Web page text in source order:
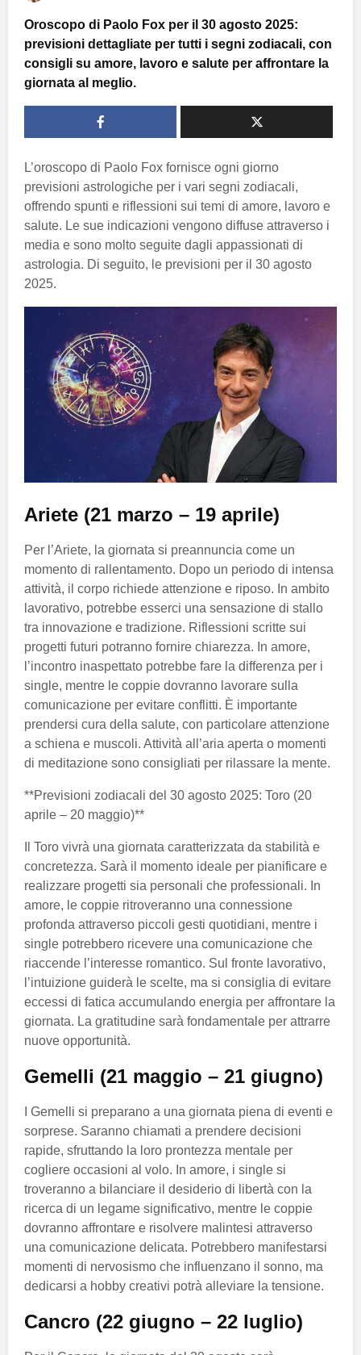
Oroscopo di Paolo Fox per il 30 agosto 2025:
previsioni dettagliate per tutti i segni zodiacali, con
consigli su amore, lavoro e salute per affrontare la
giornata al meglio.
L’oroscopo di Paolo Fox fornisce ogni giorno
previsioni astrologiche per i vari segni zodiacali,
offrendo spunti e riflessioni sui temi di amore, lavoro e
salute. Le sue indicazioni vengono diffuse attraverso i
media e sono molto seguite dagli appassionati di
astrologia. Di seguito, le previsioni per il 30 agosto
2025.
Ariete (21 marzo – 19 aprile)
Per l’Ariete, la giornata si preannuncia come un
momento di rallentamento. Dopo un periodo di intensa
attività, il corpo richiede attenzione e riposo. In ambito
lavorativo, potrebbe esserci una sensazione di stallo
tra innovazione e tradizione. Riflessioni scritte sui
progetti futuri potranno fornire chiarezza. In amore,
l’incontro inaspettato potrebbe fare la differenza per i
single, mentre le coppie dovranno lavorare sulla
comunicazione per evitare conflitti. È importante
prendersi cura della salute, con particolare attenzione
a schiena e muscoli. Attività all’aria aperta o momenti
di meditazione sono consigliati per rilassare la mente.
**Previsioni zodiacali del 30 agosto 2025: Toro (20
aprile – 20 maggio)**
Il Toro vivrà una giornata caratterizzata da stabilità e
concretezza. Sarà il momento ideale per pianificare e
realizzare progetti sia personali che professionali. In
amore, le coppie ritroveranno una connessione
profonda attraverso piccoli gesti quotidiani, mentre i
single potrebbero ricevere una comunicazione che
riaccende l’interesse romantico. Sul fronte lavorativo,
l’intuizione guiderà le scelte, ma si consiglia di evitare
eccessi di fatica accumulando energia per affrontare la
giornata. La gratitudine sarà fondamentale per attrarre
nuove opportunità.
Gemelli (21 maggio – 21 giugno)
I Gemelli si preparano a una giornata piena di eventi e
sorprese. Saranno chiamati a prendere decisioni
rapide, sfruttando la loro prontezza mentale per
cogliere occasioni al volo. In amore, i single si
troveranno a bilanciare il desiderio di libertà con la
ricerca di un legame significativo, mentre le coppie
dovranno affrontare e risolvere malintesi attraverso
una comunicazione delicata. Potrebbero manifestarsi
momenti di nervosismo che influenzano il sonno, ma
dedicarsi a hobby creativi potrà alleviare la tensione.
Cancro (22 giugno – 22 luglio)